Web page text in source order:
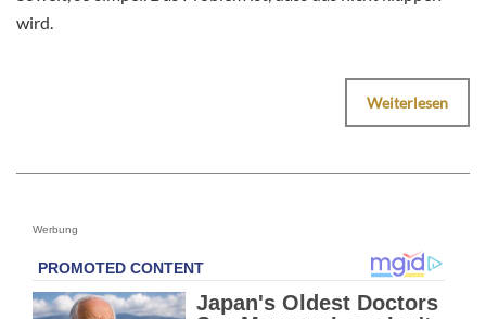
wird.
Weiterlesen
Werbung